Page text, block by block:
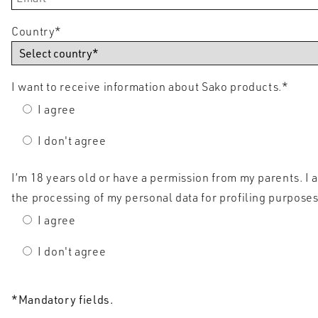
Country*
I want to receive information about Sako products.*
I agree
I don't agree
I’m 18 years old or have a permission from my parents. I
the processing of my personal data for profiling
I agree
I don't agree
*Mandatory fields.